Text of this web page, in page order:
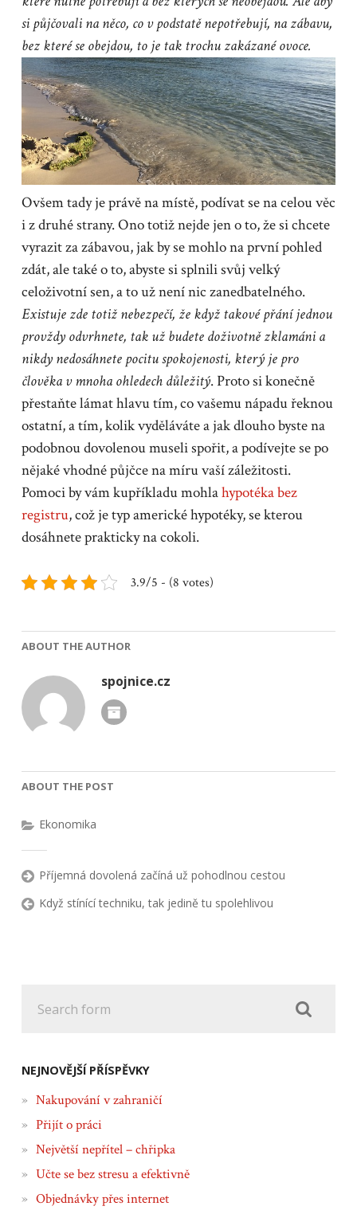
si půjčovali na něco, co v podstatě nepotřebují, na zábavu,
bez které se obejdou, to je tak trochu zakázané ovoce.
Ovšem tady je právě na místě, podívat se na celou věc
i z druhé strany. Ono totiž nejde jen o to, že si chcete
vyrazit za zábavou, jak by se mohlo na první pohled
zdát, ale také o to, abyste si splnili svůj velký
celoživotní sen, a to už není nic zanedbatelného.
Existuje zde totiž nebezpečí, že když takové přání jednou
provždy odvrhnete, tak už budete doživotně zklamáni a
nikdy nedosáhnete pocitu spokojenosti, který je pro
člověka v mnoha ohledech důležitý. Proto si konečně
přestaňte lámat hlavu tím, co vašemu nápadu řeknou
ostatní, a tím, kolik vyděláváte a jak dlouho byste na
podobnou dovolenou museli spořit, a podívejte se po
nějaké vhodné půjčce na míru vaší záležitosti.
Pomoci by vám kupříkladu mohlahypotéka bez
registru, což je typ americké hypotéky, se kterou
dosáhnete prakticky na cokoli.
3.9/5 - (8 votes)
ABOUT THE AUTHOR
spojnice.cz
ABOUT THE POST
Ekonomika
Příjemná dovolená začíná už pohodlnou cestou
Když stínící techniku, tak jedině tu spolehlivou
NEJNOVĚJŠÍ PŘÍSPĚVKY
Nakupování v zahraničí
Přijít o práci
Největší nepřítel – chřipka
Učte se bez stresu a efektivně
Objednávky přes internet